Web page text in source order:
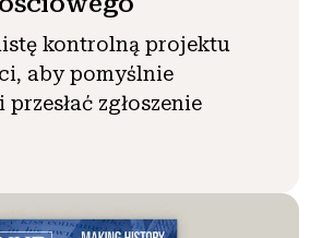
kontrolną projektu
aby pomyślnie
zgłoszenie